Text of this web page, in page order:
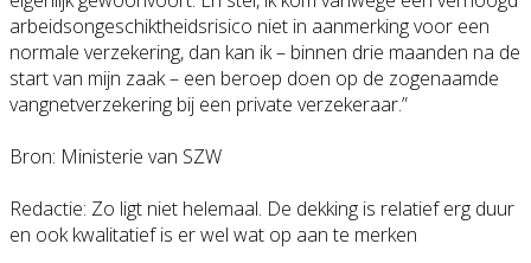
arbeidsongeschiktheidsrisico niet in aanmerking voor een
normale verzekering, dan kan ik – binnen drie maanden na de
start van mijn zaak – een beroep doen op de zogenaamde
vangnetverzekering bij een private verzekeraar.”
Bron: Ministerie van SZW
Redactie: Zo ligt niet helemaal. De dekking is relatief erg duur
en ook kwalitatief is er wel wat op aan te merken